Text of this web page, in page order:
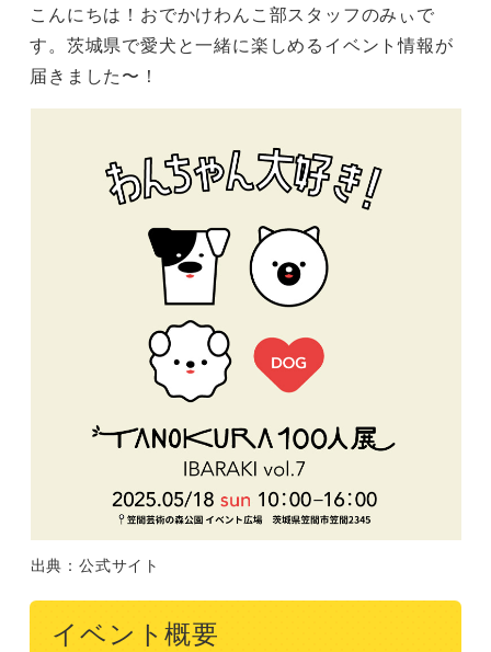
こんにちは！おでかけわんこ部スタッフのみぃで
す。茨城県で愛犬と一緒に楽しめるイベント情報が
届きました〜！
出典：公式サイト
イベント概要